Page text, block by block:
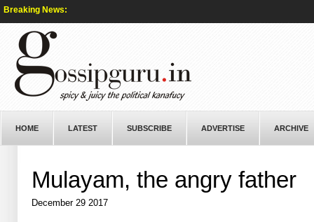
Breaking News:
HOME LATEST SUBSCRIBE ADVERTISE ARCHIVE
Mulayam, the angry father
December 29 2017